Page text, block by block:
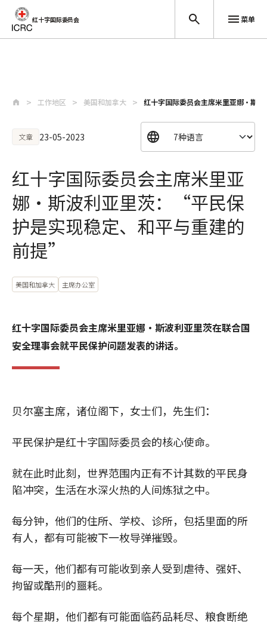
红十字国际委员会 菜单
工作地区 美国和加拿大 红十字国际委员会主席米里亚娜·斯
文章 23-05-2023
红十字国际委员会主席米里亚
娜·斯波利亚里茨：“平民保
护是实现稳定、和平与重建的
前提”
美国和加拿大 主席办公室
红十字国际委员会主席米里亚娜·斯波利亚里茨在联合国
安全理事会就平民保护问题发表的讲话。
贝尔塞主席，诸位阁下，女士们，先生们：
平民保护是红十字国际委员会的核心使命。
就在此时此刻，世界范围内正有不计其数的平民身
陷冲突，生活在水深火热的人间炼狱之中。
每分钟，他们的住所、学校、诊所，包括里面的所
有人，都有可能被下一枚导弹摧毁。
每一天，他们都有可能收到亲人受到虐待、强奸、
拘留或酷刑的噩耗。
每个星期，他们都有可能面临药品耗尽、粮食断绝